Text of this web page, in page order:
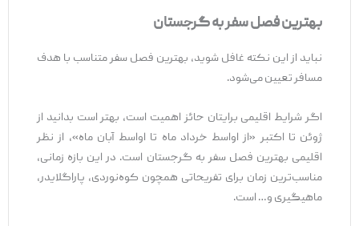
بهترین فصل سفر به گرجستان
نباید از این نکته غافل شوید، بهترین فصل سفر متناسب با هدف
مسافر تعیین می‌شود.
اگر شرایط اقلیمی برایتان حائز اهمیت است، بهتر است بدانید از
ژوئن تا اکتبر «از اواسط خرداد ماه تا اواسط آبان ماه»، از نظر
اقلیمی بهترین فصل سفر به گرجستان است. در این بازه زمانی،
مناسب‌ترین زمان برای تفریحاتی همچون کوه‌نوردی، پاراگلایدر،
ماهیگیری و… است.